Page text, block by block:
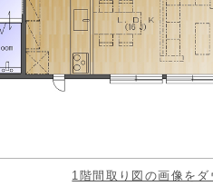
1階間取り図の画像をダ